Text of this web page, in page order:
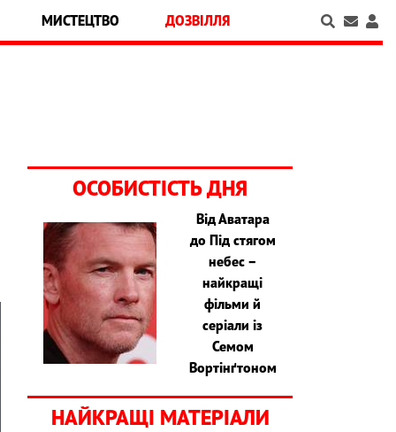
МИСТЕЦТВО ДОЗВІЛЛЯ
ОСОБИСТІСТЬ ДНЯ
Від Аватара
до Під стягом
небес –
найкращі
фільми й
серіали із
Семом
Вортінґтоном
НАЙКРАЩІ МАТЕРІАЛИ